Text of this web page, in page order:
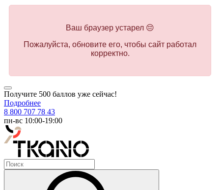
Ваш браузер устарел 😔
Пожалуйста, обновите его, чтобы сайт работал
корректно.
Получите 500 баллов уже сейчас!
Подробнее
8 800 707 78 43
пн-вс 10:00-19:00